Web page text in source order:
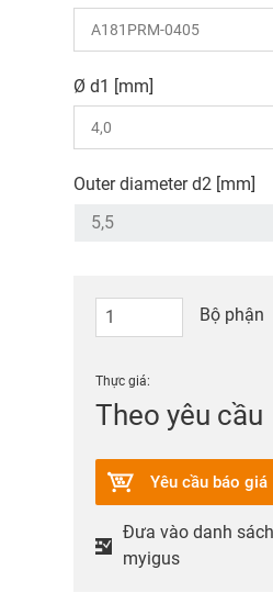
Ø d1 [mm]
Outer diameter d2 [mm]
Bộ phận
Thực giá:
Theo yêu cầu
Yêu cầu báo giá
Đưa vào danh
myigus